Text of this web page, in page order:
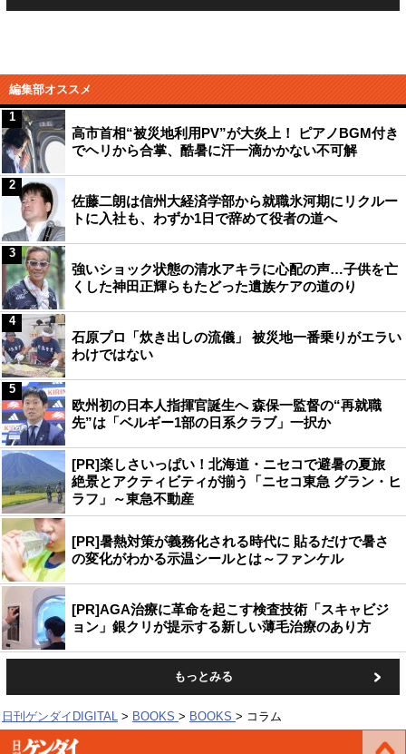
編集部オススメ
高市首相“被災地利用PV”が大炎上！ ピアノBGM付き
でヘリから合掌、酷暑に汗一滴かかない不可解
1
佐藤二朗は信州大経済学部から就職氷河期にリクルー
トに入社も、わずか1日で辞めて役者の道へ
2
強いショック状態の清水アキラに心配の声…子供を亡
くした神田正輝らもたどった遺族ケアの道のり
3
石原プロ「炊き出しの流儀」 被災地一番乗りがエラい
わけではない
4
欧州初の日本人指揮官誕生へ 森保一監督の“再就職
先”は「ベルギー1部の日系クラブ」一択か
5
[PR]楽しさいっぱい！北海道・ニセコで避暑の夏旅
絶景とアクティビティが揃う「ニセコ東急 グラン・ヒ
ラフ」～東急不動産
[PR]暑熱対策が義務化される時代に 貼るだけで暑さ
の変化がわかる示温シールとは～ファンケル
[PR]AGA治療に革命を起こす検査技術「スキャビジ
ョン」銀クリが提示する新しい薄毛治療のあり方
もっとみる
日刊ゲンダイDIGITAL BOOKS BOOKS コラム